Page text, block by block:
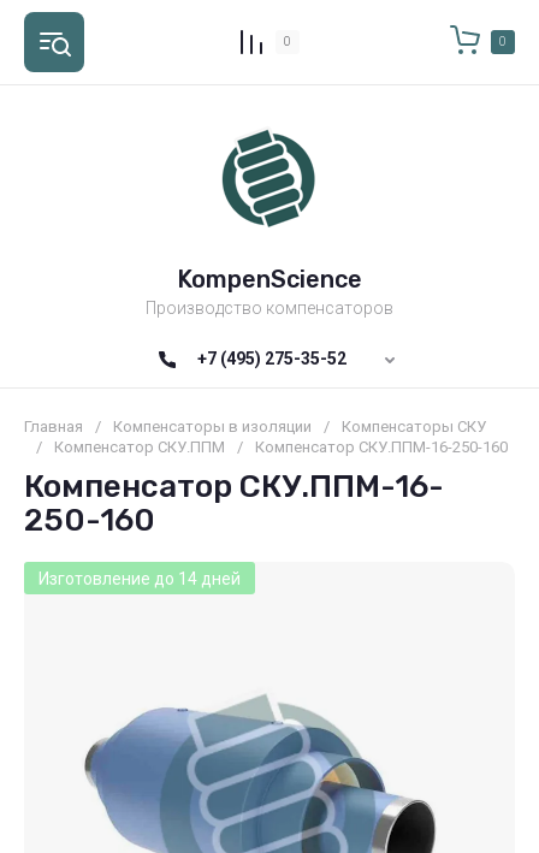
0 0
KompenScience
Производство компенсаторов
+7 (495) 275-35-52
Главная / Компенсаторы в изоляции /
Компенсаторы СКУ
/
Компенсатор СКУ.ППМ / Компенсатор СКУ.ППМ-16-250-160
Компенсатор СКУ.ППМ-16-
250-160
Изготовление до 14 дней